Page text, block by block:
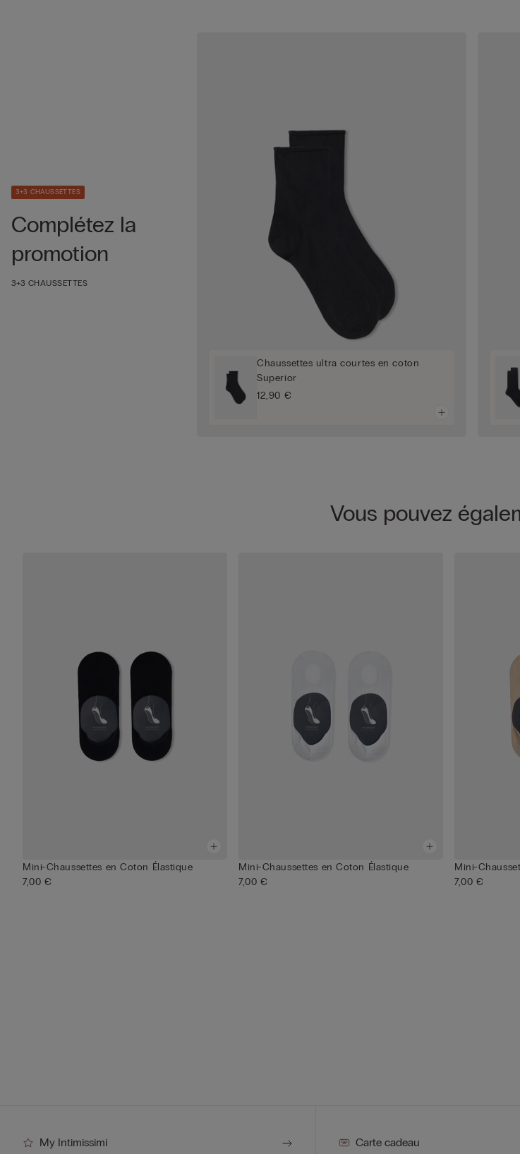
3+3 CHAUSSETTES
Complétez la
promotion
3+3 CHAUSSETTES
Chaussettes ultra courtes en coton
Superior
12,90 €
Vous pouvez
Mini-Chaussettes en Coton Élastique
7,00 €
Mini-Chaussettes en Coton Élastique
7,00 €
Mini-
7,00 €
My Intimissimi Carte cadeau